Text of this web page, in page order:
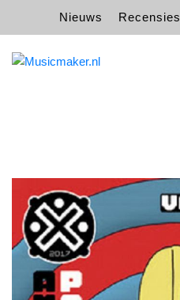
Nieuws Recensies